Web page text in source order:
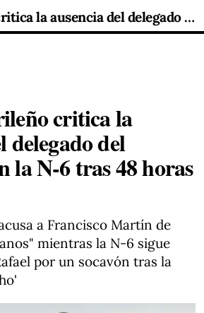
El PP madrileño critica la ausencia del delegado del Gobierno en la N-6 tras 48 horas de corte
critica la
delegado del
la N-6 tras 48 horas
a Francisco Martín de
mientras la N-6 sigue
por un socavón tras la